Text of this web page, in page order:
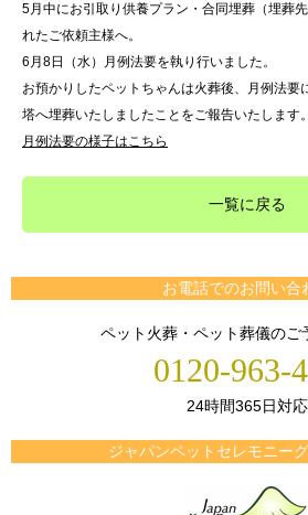
5月中にお引取り供養プラン・合同埋葬（埋葬
れたご依頼主様へ。
6月8日（水）月例法要を執り行いました。
お預かりしたペットちゃんは火葬後、月例法要
塔へ埋葬いたしましたことをご報告いたします。
月例法要の様子はこちら
一覧に戻る
お電話でのお問い合
ペット火葬・ペット葬儀のご
0120-963-
24時間365日対応
ジャパンペットセレモニー